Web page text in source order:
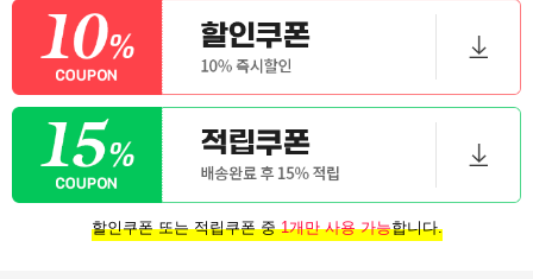
할인쿠폰 또는 적립쿠폰 중1개만 사용 가능합니다.